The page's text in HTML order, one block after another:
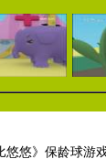
悠悠》保龄球游